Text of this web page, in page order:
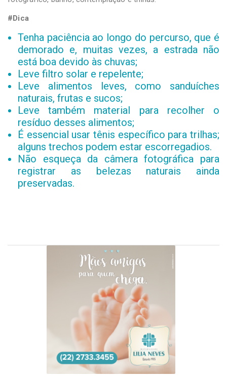
#Dica
Tenha paciência ao longo do percurso, que é
demorado e, muitas vezes, a estrada não
está boa devido às chuvas;
Leve filtro solar e repelente;
Leve alimentos leves, como sanduíches
naturais, frutas e sucos;
Leve também material para recolher o
resíduo desses alimentos;
É essencial usar tênis específico para trilhas;
alguns trechos podem estar escorregadios.
Não esqueça da câmera fotográfica para
registrar as belezas naturais ainda
preservadas.